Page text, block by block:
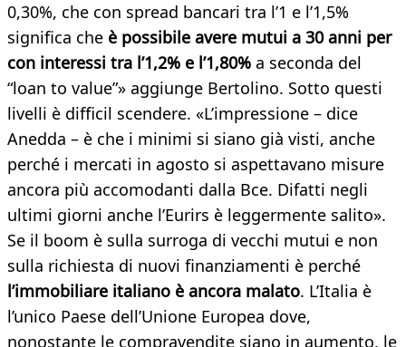
0,30%, che con spread bancari tra l’1 e l’1,5%
significa che è possibile avere mutui a 30 anni per
con interessi tra l’1,2% e l’1,80% a seconda del
“loan to value”» aggiunge Bertolino. Sotto questi
livelli è difficil scendere. «L’impressione – dice
Anedda – è che i minimi si siano già visti, anche
perché i mercati in agosto si aspettavano misure
ancora più accomodanti dalla Bce. Difatti negli
ultimi giorni anche l’Eurirs è leggermente salito».
Se il boom è sulla surroga di vecchi mutui e non
sulla richiesta di nuovi finanziamenti è perché
l’immobiliare italiano è ancora malato. L’Italia è
l’unico Paese dell’Unione Europea dove,
nonostante le compravendite siano in aumento, le